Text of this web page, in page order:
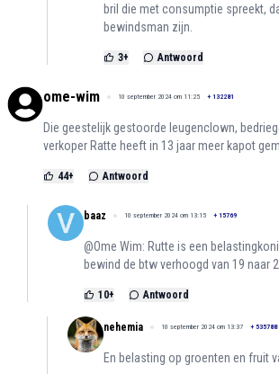
bril die met consumptie spreekt,
bewindsman zijn.
3+ Antwoord
ome-wim 10 september 2024 om 11:25 + 132281
Die geestelijk gestoorde leugenclown,
verkoper Ratte heeft in 13 jaar meer kapot
44+ Antwoord
baaz 10 september 2024 om 13:15 + 15769
@Ome Wim: Rutte is een
bewind de btw verhoogd van 19 naar
10+ Antwoord
nehemia 10 september 2024 om 13:37 + 535788
En belasting op groenten en fruit